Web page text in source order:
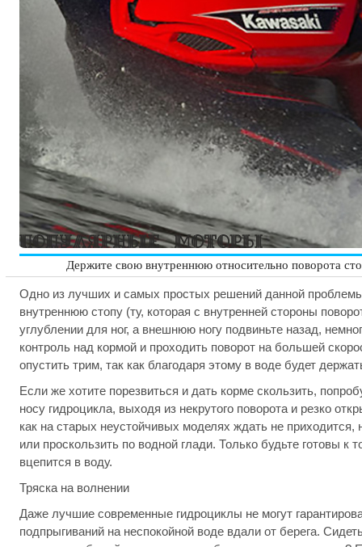
Держите свою внутреннюю относительно поворота
Одно из лучших и самых простых решений данной
внутреннюю стопу (ту, которая с внутренней стороны
углублении для ног, а внешнюю ногу подвиньте назад,
контроль над кормой и проходить поворот на большей
опустить трим, так как благодаря этому в воде будет
Если же хотите порезвиться и дать корме скользить,
носу гидроцикла, выходя из некрутого поворота и резко
как на старых неустойчивых моделях ждать не приходится,
или проскользить по водной глади. Только будьте готовы к
вцепится в воду.
Тряска на волнении
Даже лучшие современные гидроциклы не могут
подпрыгиваний на неспокойной воде вдали от берега.